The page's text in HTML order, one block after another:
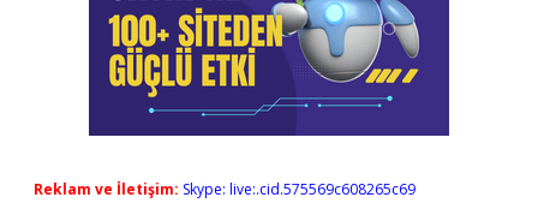
Reklam ve İletişim: Skype: live:.cid.575569c608265c69